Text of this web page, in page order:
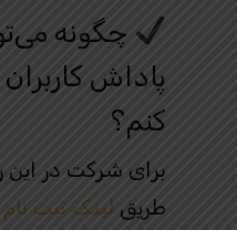
چگونه
پاداش
کنم؟
برای شرکت در این
طریق لینک ثبت‌ نام LBank